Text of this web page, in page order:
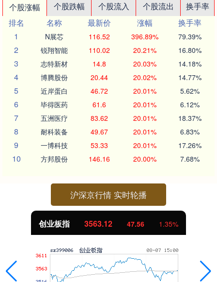
个股涨幅 个股跌幅 个股流入 个股流出
换手率
排名
名称 最新价 涨幅
换手率
1
N展芯 116.52 396.89% 79.39%
2 锐翔智能 110.02 20.21% 16.80%
3 志特新材 14.8 20.03% 14.18%
4 博腾股份 20.44 20.02% 14.77%
5 近岸蛋白 46.72 20.01% 5.62%
6 毕得医药 61.6 20.01% 6.12%
7 五洲医疗 83.62 20.01% 18.37%
8 耐科装备 49.67 20.01% 6.83%
9 一博科技 53.33 20.01% 17.26%
10 方邦股份 146.16 20.00% 7.68%
沪深京行情 实时轮播
创业板指 3563.12 47.56 1.35%